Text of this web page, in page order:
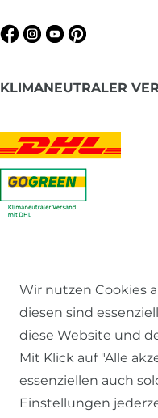
KLIMANEUTRALER
BESUCHE
Wir nutzen Cookies
diesen sind
diese Website und
Mit Klick auf "Alle
essenziellen auch
Einstellungen